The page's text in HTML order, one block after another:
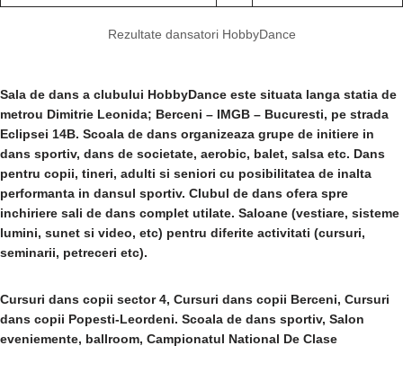
Rezultate dansatori HobbyDance
Sala de dans a clubului HobbyDance este situata langa statia de
metrou Dimitrie Leonida; Berceni – IMGB – Bucuresti, pe strada
Eclipsei 14B. Scoala de dans organizeaza grupe de initiere in
dans sportiv, dans de societate, aerobic, balet, salsa etc. Dans
pentru copii, tineri, adulti si seniori cu posibilitatea de inalta
performanta in dansul sportiv. Clubul de dans ofera spre
inchiriere sali de dans complet utilate. Saloane (vestiare, sisteme
lumini, sunet si video, etc) pentru diferite activitati (cursuri,
seminarii, petreceri etc).
Cursuri dans copii sector 4, Cursuri dans copii Berceni, Cursuri
dans copii Popesti-Leordeni. Scoala de dans sportiv, Salon
eveniemente, ballroom, Campionatul National De Clase